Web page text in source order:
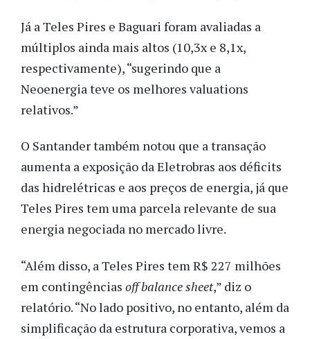
Já a Teles Pires e Baguari foram avaliadas a
múltiplos ainda mais altos (10,3x e 8,1x,
respectivamente), “sugerindo que a
Neoenergia teve os melhores valuations
relativos.”
O Santander também notou que a transação
aumenta a exposição da Eletrobras aos déficits
das hidrelétricas e aos preços de energia, já que
Teles Pires tem uma parcela relevante de sua
energia negociada no mercado livre.
“Além disso, a Teles Pires tem R$ 227 milhões
em contingências off balance sheet,” diz o
relatório. “No lado positivo, no entanto, além da
simplificação da estrutura corporativa, vemos a